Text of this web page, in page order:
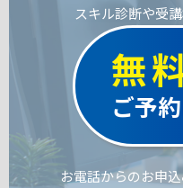
スキル診断や受
無
ご予
お電話からのお申